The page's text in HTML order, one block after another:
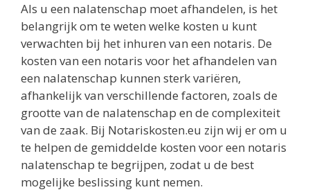
Als u een nalatenschap moet afhandelen, is het
belangrijk om te weten welke kosten u kunt
verwachten bij het inhuren van een notaris. De
kosten van een notaris voor het afhandelen van
een nalatenschap kunnen sterk variëren,
afhankelijk van verschillende factoren, zoals de
grootte van de nalatenschap en de complexiteit
van de zaak. Bij Notariskosten.eu zijn wij er om u
te helpen de gemiddelde kosten voor een notaris
nalatenschap te begrijpen, zodat u de best
mogelijke beslissing kunt nemen.